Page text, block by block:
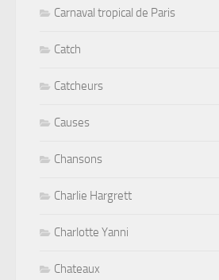
Carnaval tropical de Paris
Catch
Catcheurs
Causes
Chansons
Charlie Hargrett
Charlotte Yanni
Chateaux